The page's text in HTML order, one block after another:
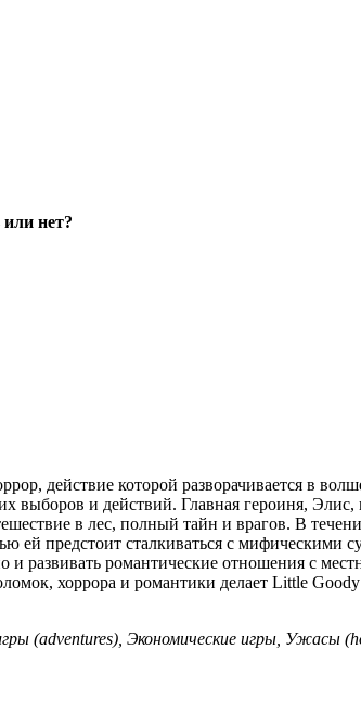
нет?
действие которой разворачивается в
и действий. Главная героиня, Элис,
в лес, полный тайн и врагов. В
предстоит сталкиваться с мифическими
развивать романтические отношения с
хоррора и романтики делает Little
(adventures), Экономические игры, Ужасы